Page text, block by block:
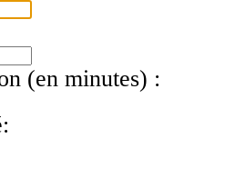
(en minutes) :